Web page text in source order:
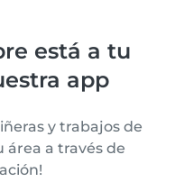
está a tu
app
y trabajos de
área a través de